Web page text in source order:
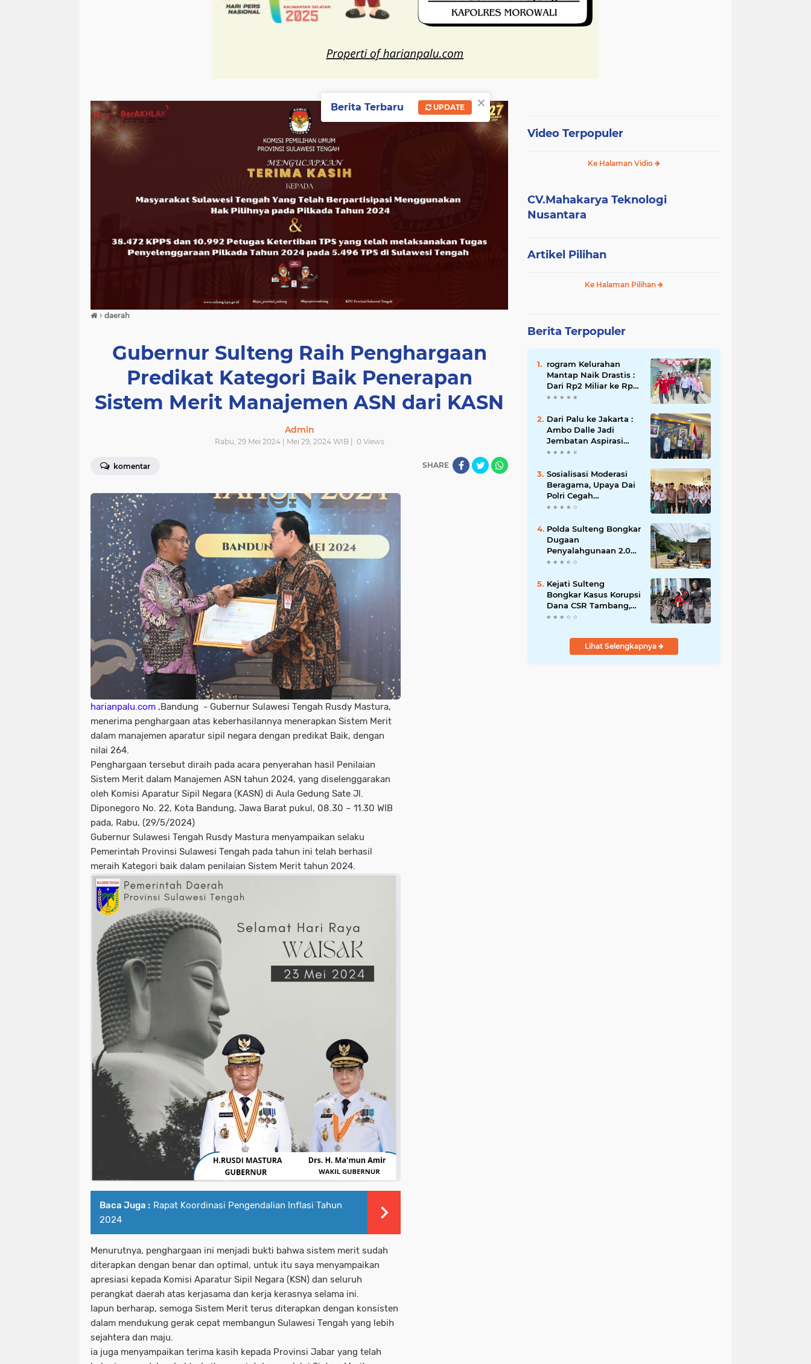
› daerah
Gubernur Sulteng Raih Penghargaan
Predikat Kategori Baik Penerapan
Sistem Merit Manajemen ASN dari KASN
Admin
Rabu, 29 Mei 2024 | Mei 29, 2024 WIB | 0Views
komentar SHARE
harianpalu.com ,Bandung - Gubernur Sulawesi Tengah Rusdy Mastura,
menerima penghargaan atas keberhasilannya menerapkan Sistem Merit
dalam manajemen aparatur sipil negara dengan predikat Baik, dengan
nilai 264.
Penghargaan tersebut diraih pada acara penyerahan hasil Penilaian
Sistem Merit dalam Manajemen ASN tahun 2024, yang diselenggarakan
oleh Komisi Aparatur Sipil Negara (KASN) di Aula Gedung Sate Jl.
Diponegoro No. 22, Kota Bandung, Jawa Barat pukul, 08.30 – 11.30 WIB
pada, Rabu, (29/5/2024)
Gubernur Sulawesi Tengah Rusdy Mastura menyampaikan selaku
Pemerintah Provinsi Sulawesi Tengah pada tahun ini telah berhasil
meraih Kategori baik dalam penilaian Sistem Merit tahun 2024.
Baca Juga : Rapat Koordinasi Pengendalian Inflasi Tahun
2024
Menurutnya, penghargaan ini menjadi bukti bahwa sistem merit sudah
diterapkan dengan benar dan optimal, untuk itu saya menyampaikan
apresiasi kepada Komisi Aparatur Sipil Negara (KSN) dan seluruh
perangkat daerah atas kerjasama dan kerja kerasnya selama ini.
Iapun berharap, semoga Sistem Merit terus diterapkan dengan konsisten
dalam mendukung gerak cepat membangun Sulawesi Tengah yang lebih
sejahtera dan maju.
ia juga menyampaikan terima kasih kepada Provinsi Jabar yang telah
Video Terpopuler
Ke Halaman Vidio
CV.Mahakarya Teknologi
Nusantara
Artikel Pilihan
Ke Halaman Pilihan
Berita Terpopuler
rogram Kelurahan
Mantap Naik Drastis :
Dari Rp2 Miliar ke Rp5
Miliar, Tiap Kelurahan
Juta
Dari Palu ke Jakarta :
Ambo Dalle Jadi
Jembatan Aspirasi
Mahasiswa untuk Presiden
Sosialisasi Moderasi
Beragama, Upaya Dai
Polri Cegah
Radikalisme di
Polda Sulteng Bongkar
Dugaan
Penyalahgunaan 2.060
Liter BBM Subsidi di
Kejati Sulteng
Bongkar Kasus Korupsi
Dana CSR Tambang,
Sekdes Tamainusi Ikut
Lihat Selengkapnya
×
Berita Terbaru UPDATE